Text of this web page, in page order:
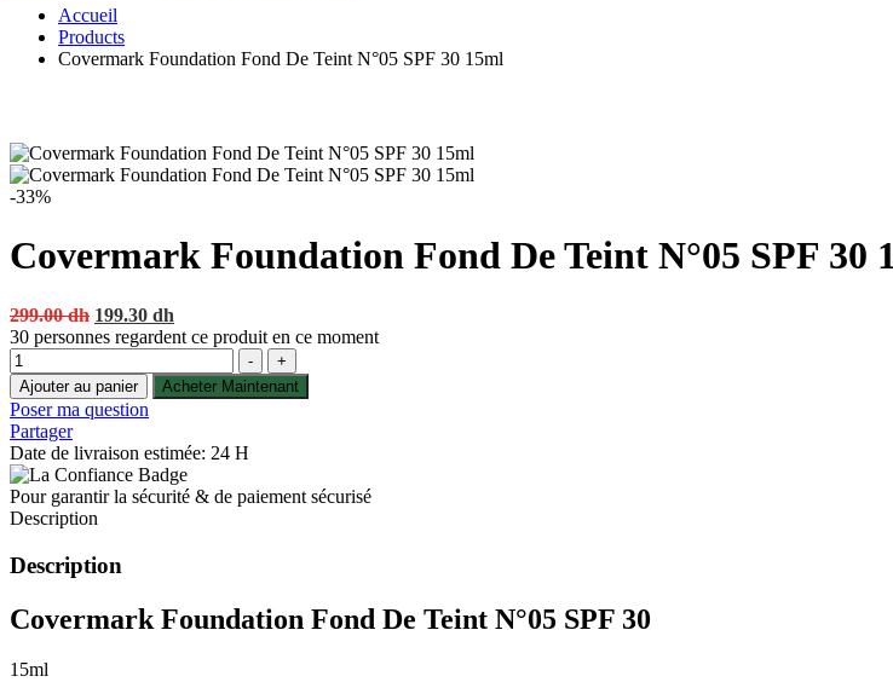
Accueil
Products
Covermark Foundation Fond De Teint N°05 SPF 30 15ml
-33%
Covermark Foundation Fond De Teint N°05 SPF 30
299.00dh Original
price
299.00 dh.
199.30 dh
price
199.30 dh.
30 personnes regardent ce produit en ce moment
Quantité
-
+
Ajouter au panier
Acheter Maintenant
Poser ma question
Partager
Date de livraison estimée: 24 H
Pour garantir la sécurité & de paiement sécurisé
Description
Description
Covermark Foundation Fond De Teint N°05 SPF 30
15ml